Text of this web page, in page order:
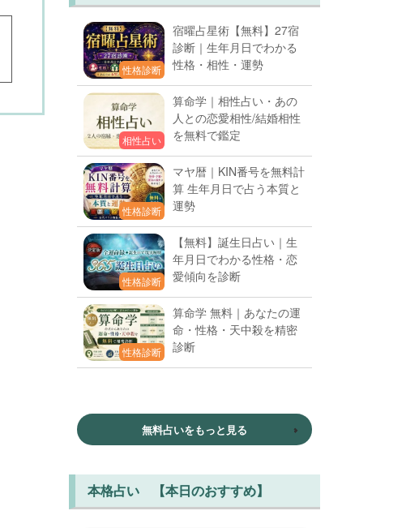
性格診断
宿曜占星術【無料】27宿
診断｜生年月日でわかる
性格・相性・運勢
相性占い
算命学｜相性占い・あの
人との恋愛相性/結婚相性
を無料で鑑定
性格診断
マヤ暦｜KIN番号を無料計
算 生年月日で占う本質と
運勢
性格診断
【無料】誕生日占い｜生
年月日でわかる性格・恋
愛傾向を診断
性格診断
算命学 無料｜あなたの運
命・性格・天中殺を精密
診断
無料占いをもっと見る
本格占い 【本日のおすすめ】